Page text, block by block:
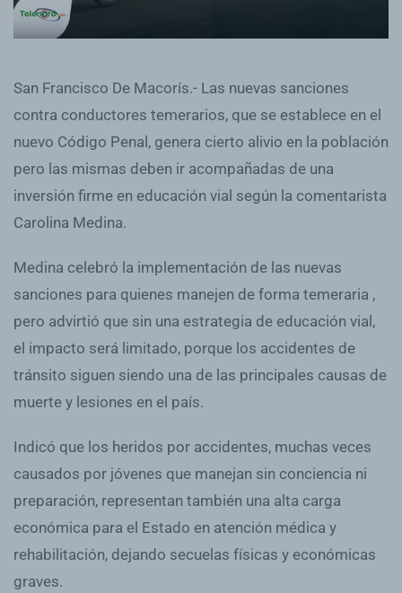
San Francisco De Macorís.- Las nuevas sanciones
contra conductores temerarios, que se establece en el
nuevo Código Penal, genera cierto alivio en la población
pero las mismas deben ir acompañadas de una
inversión firme en educación vial según la comentarista
Carolina Medina.
Medina celebró la implementación de las nuevas
sanciones para quienes manejen de forma temeraria ,
pero advirtió que sin una estrategia de educación vial,
el impacto será limitado, porque los accidentes de
tránsito siguen siendo una de las principales causas de
muerte y lesiones en el país.
Indicó que los heridos por accidentes, muchas veces
causados por jóvenes que manejan sin conciencia ni
preparación, representan también una alta carga
económica para el Estado en atención médica y
rehabilitación, dejando secuelas físicas y económicas
graves.